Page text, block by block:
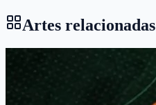
Artes relacionadas